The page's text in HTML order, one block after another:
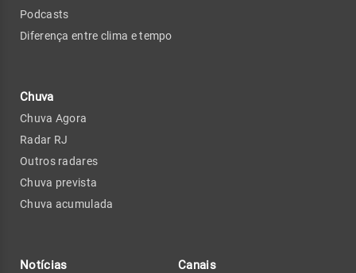
Podcasts
Diferença entre clima e tempo
Chuva
Chuva Agora
Radar RJ
Outros radares
Chuva prevista
Chuva acumulada
Notícias Canais